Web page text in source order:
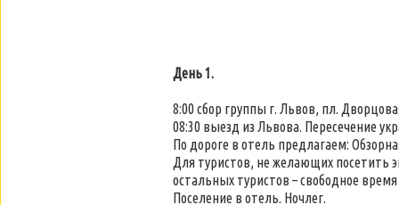
День 1.
8:00 сбор группы г. Львов, пл.
08:30 выезд из Львова. Пересечение
По дороге в отель предлагаем:
Для туристов, не желающих посетить
остальных туристов – свободное
Поселение в отель. Ночлег.